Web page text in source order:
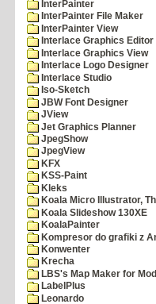
InterPainter
InterPainter File Maker
InterPainter View
Interlace Graphics Editor
Interlace Graphics View
Interlace Logo Designer
Interlace Studio
Iso-Sketch
JBW Font Designer
JView
Jet Graphics Planner
JpegShow
JpegView
KFX
KSS-Paint
Kleks
Koala Micro Illustrator,
Koala Slideshow 130XE
KoalaPainter
Kompresor do grafiki z
Konwenter
Krecha
LBS's Map Maker for
LabelPlus
Leonardo